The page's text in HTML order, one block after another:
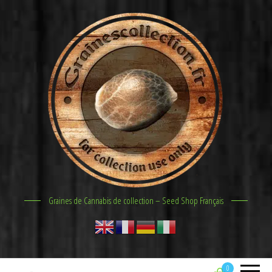
Graines de Cannabis de collection – Seed Shop Français
0